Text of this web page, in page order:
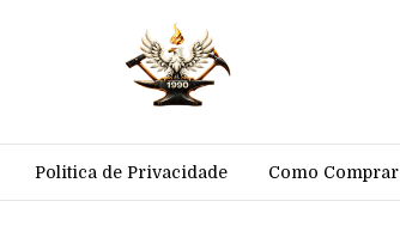
Politica de Privacidade Como Comprar